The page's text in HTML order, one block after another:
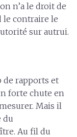
n’a le droit de
le contraire le
sur autrui.
de rapports et
forte chute en
Mais il
du
Au fil du